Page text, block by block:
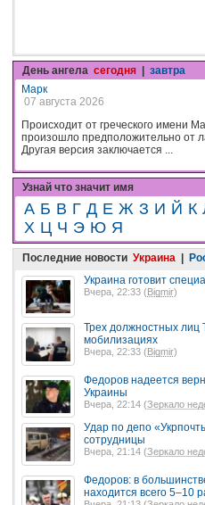
День ангела сегодня | завтра
Марк
07 августа 2026
Происходит от греческого имени
произошло предположительно от
Другая версия заключается ...
Узнай что значит имя
А Б В Г Д Е Ж З И Й К
Х Ц Ч Э Ю Я
Последние новости Украина |
Украина готовит
Вчера, 22:33 (Bigmir)
Трех должностных лиц
мобилизациях
Вчера, 22:33 (Bigmir)
Федоров надеется
Украины
Вчера, 22:14 (Зеркало
Удар по депо
сотрудницы
Вчера, 21:14 (Зеркало
Федоров: в
находится всего 5–10